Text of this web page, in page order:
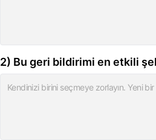
2) Bu geri bildirimi en etkili